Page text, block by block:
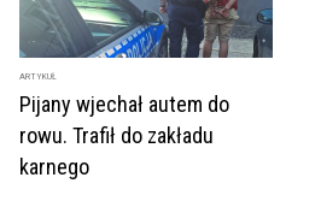
ARTYKUŁ
Pijany wjechał autem do
rowu. Trafił do zakładu
karnego